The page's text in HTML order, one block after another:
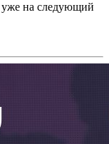
уже на следующий